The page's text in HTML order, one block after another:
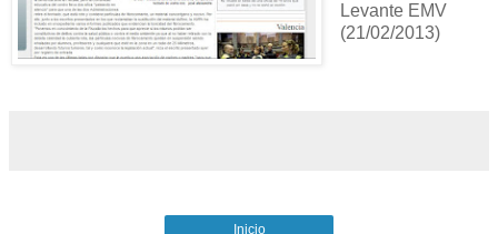
Levante EMV
(21/02/2013)
Inicio